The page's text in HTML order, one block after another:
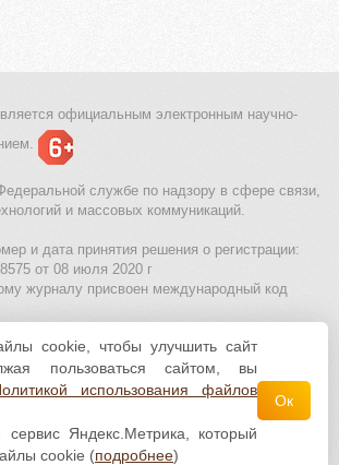
официальным электронным научно-
службе по надзору в сфере связи,
и массовых коммуникаций.
и дата принятия решения о регистрации:
от 08 июля 2020 г
журналу присвоен международный код
и онлайн конкурсы для детей
файлов cookie| Политика обработки и
данных
Все материалы доступны по
С указанием авторства 4.0 Всемирная
cookie, чтобы улучшить сайт
пользоваться сайтом, вы
использования файлов
Яндекс.Метрика, который
cookie (подробнее)
Ок